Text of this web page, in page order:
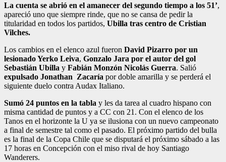
La cuenta se abrió en el amanecer del segundo tiempo a los 51’,
apareció uno que siempre rinde, que no se cansa de pedir la
titularidad en todos los partidos, Ubilla tras centro de Cristian
Vilches.
Los cambios en el elenco azul fueron David Pizarro por un
lesionado Yerko Leiva, Gonzalo Jara por el autor del gol
Sebastián Ubilla y Fabián Monzón Nicolás Guerra. Salió
expulsado Jonathan Zacaría por doble amarilla y se perderá el
siguiente duelo contra Audax Italiano.
Sumó 24 puntos en la tabla y les da tarea al cuadro hispano con
misma cantidad de puntos y a CC con 21. Con el elenco de los
Tanos en el horizonte la U ya se ilusiona con un nuevo campeonato
a final de semestre tal como el pasado. El próximo partido del bulla
es la final de la Copa Chile que se disputará el próximo sábado a las
17 horas en Concepción con el miso rival de hoy Santiago
Wanderers.